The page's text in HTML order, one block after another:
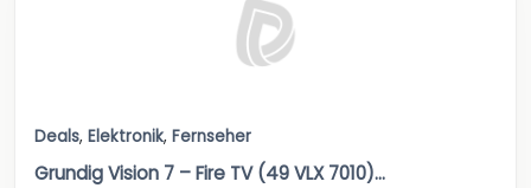
Deals, Elektronik, Fernseher
Grundig Vision 7 – Fire TV (49 VLX 7010)...